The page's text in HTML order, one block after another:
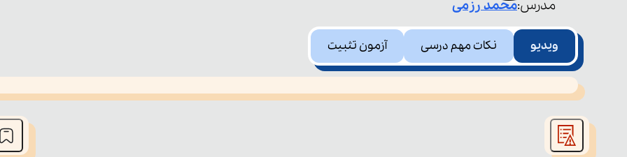
مدرس:محمدرزمی
ویدیو نکات مهم درسی آزمون تثبیت
This
is
window.